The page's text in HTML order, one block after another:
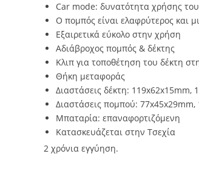
Car mode: δυνατότητα χρήσης
Ο πομπός είναι ελαφρύτερος και
Εξαιρετικά εύκολο στην χρήση
Αδιάβροχος πομπός & δέκτης
Κλιπ για τοποθέτηση του δέκτη
Θήκη μεταφοράς
Διαστάσεις δέκτη: 119x62x15mm,
Διαστάσεις πομπού: 77x45x29mm,
Μπαταρία: επαναφορτιζόμενη
Κατασκευάζεται στην Τσεχία
2 χρόνια εγγύηση.